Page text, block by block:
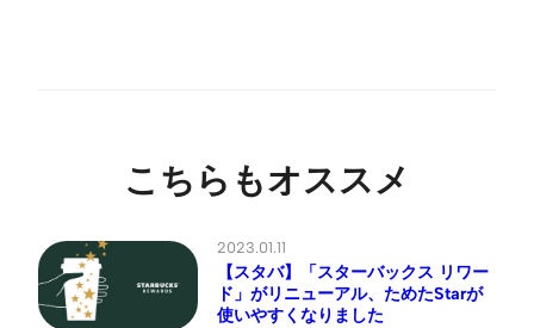
こちらもオススメ
2023.01.11
【スタバ】「スターバックス リワー
ド」がリニューアル、ためたStarが
使いやすくなりました